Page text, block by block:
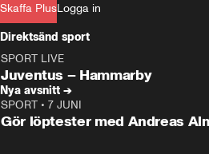
Skaffa PlusLogga in
Direktsänd sport
Plus
SPORT LIVE
Juventus – Hammarby
Nya avsnitt →
SPORT • 7 JUNI
Gör löptester med Andreas